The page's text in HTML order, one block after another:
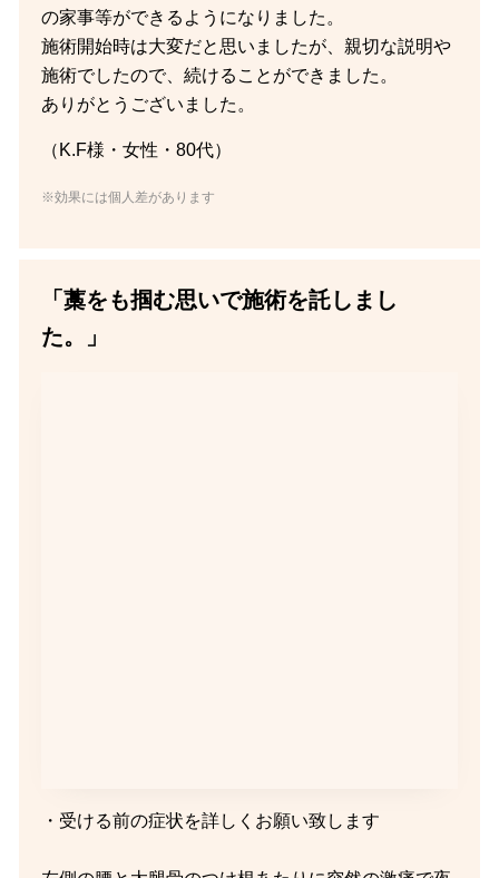
の家事等ができるようになりました。
施術開始時は大変だと思いましたが、親切な説明や
施術でしたので、続けることができました。
ありがとうございました。
（K.F様・女性・80代）
※効果には個人差があります
「藁をも掴む思いで施術を託しまし
た。」
・受ける前の症状を詳しくお願い致します